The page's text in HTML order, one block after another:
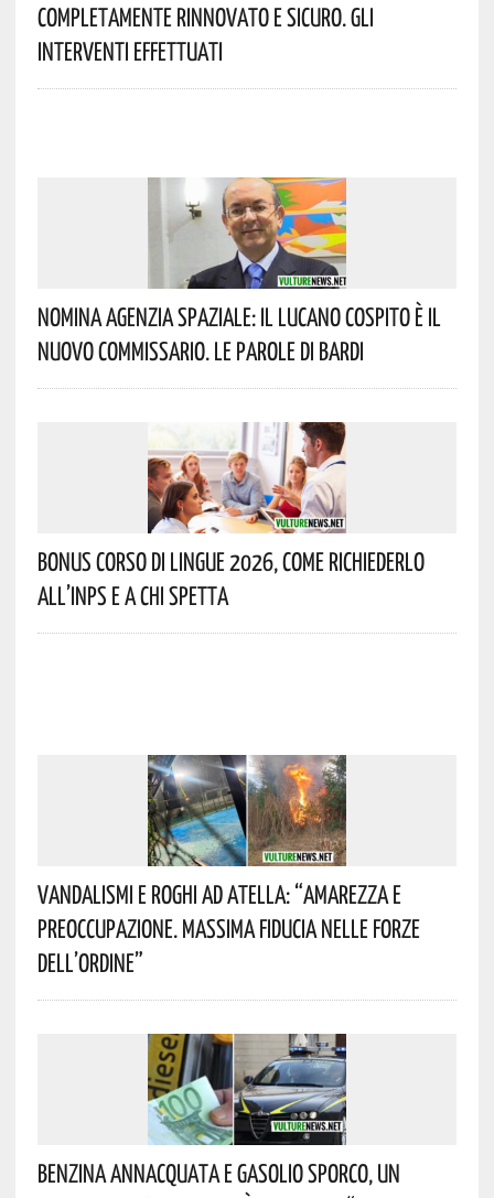
Completamente Rinnovato E Sicuro. Gli
Interventi Effettuati
Nomina Agenzia Spaziale: Il Lucano Cospito È Il
Nuovo Commissario. Le Parole Di Bardi
Bonus Corso Di Lingue 2026, Come Richiederlo
All’INPS E A Chi Spetta
Vandalismi E Roghi Ad Atella: “Amarezza E
Preoccupazione. Massima Fiducia Nelle Forze
Dell’Ordine”
Benzina Annacquata E Gasolio Sporco, Un